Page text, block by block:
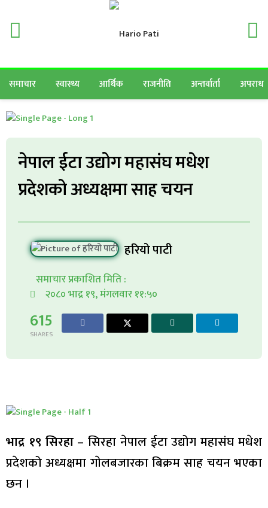
समाचार स्वास्थ्य आर्थिक राजनीति अन्तर्वार्ता अपराध
नेपाल ईटा उद्योग महासंघ मधेश
प्रदेशको अध्यक्षमा साह चयन
हरियो पाटी
समाचार प्रकाशित मिति :
२०८० भाद्र १९, मंगलवार ११:५०
615
SHARES
भाद्र १९ सिरहा– सिरहा नेपाल ईटा उद्योग महासंघ मधेश
प्रदेशको अध्यक्षमा गाेलबजारका बिक्रम साह चयन भएका
छन ।